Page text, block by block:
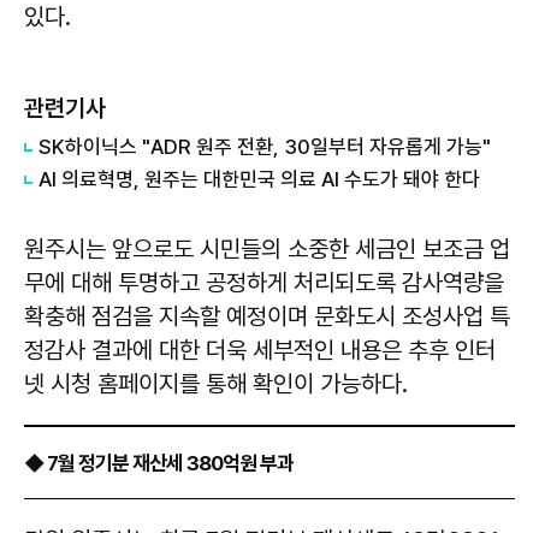
있다.
관련기사
SK하이닉스 "ADR 원주 전환, 30일부터 자유롭게 가능"
AI 의료혁명, 원주는 대한민국 의료 AI 수도가 돼야 한다
원주시는 앞으로도 시민들의 소중한 세금인 보조금 업
무에 대해 투명하고 공정하게 처리되도록 감사역량을
확충해 점검을 지속할 예정이며 문화도시 조성사업 특
정감사 결과에 대한 더욱 세부적인 내용은 추후 인터
넷 시청 홈페이지를 통해 확인이 가능하다.
◆ 7월 정기분 재산세 380억원 부과